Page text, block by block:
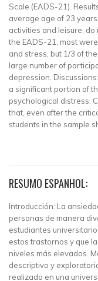
Scale (EADS-21).
average age of 23
activities and leisure,
the EADS-21, most
and stress, but 1/3 of
large number of
depression.
a significant portion of
psychological distress.
that, even after the
students in the sample
RESUMO ESPANHOL:
Introducción: La
personas de manera
estudiantes
estos trastornos y que
niveles más elevados.
descriptivo y
realizado en una